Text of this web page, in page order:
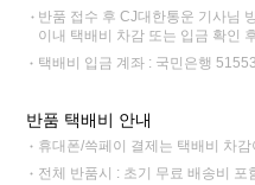
반품 접수 후 CJ대한통운 기사님
이내 택배비 차감 또는 입금 확인
택배비 입금 계좌 : 국민은행
반품 택배비 안내
휴대폰/쓱페이 결제는 택배비 차
전체 반품시 : 초기 무료 배송비